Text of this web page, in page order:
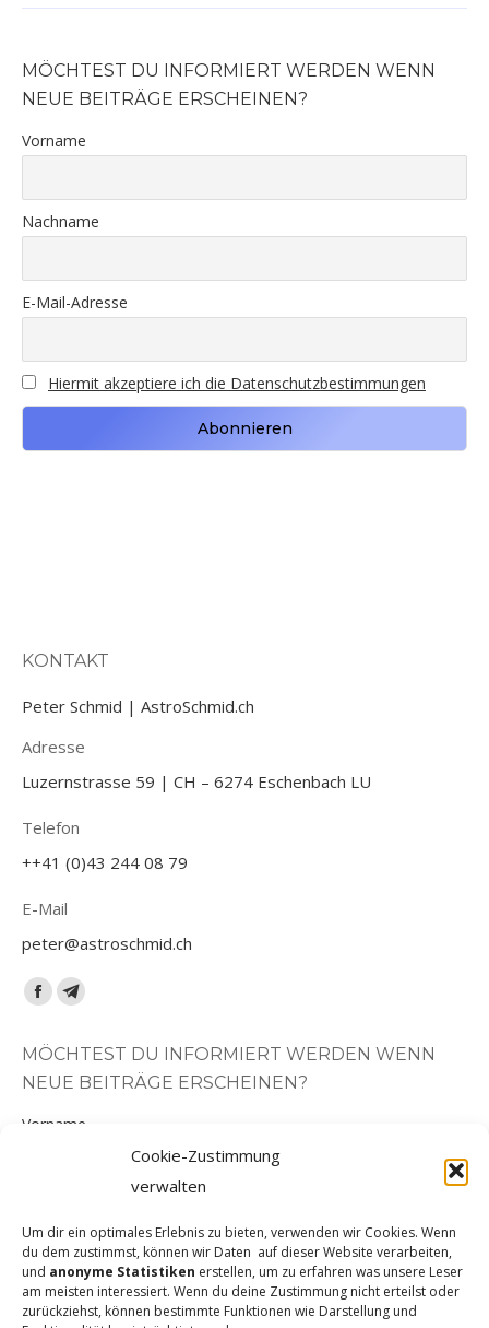
Cookie-Zustimmung
verwalten
Um dir ein optimales Erlebnis zu bieten, verwenden wir Cookies. Wenn
du dem zustimmst, können wir Daten auf dieser Website verarbeiten,
und anonyme Statistiken erstellen, um zu erfahren was unsere Leser
am meisten interessiert. Wenn du deine Zustimmung nicht erteilst oder
zurückziehst, können bestimmte Funktionen wie Darstellung und
opens
new
window
opens
new
window
MÖCHTEST DU INFORMIERT WERDEN WENN
NEUE BEITRÄGE ERSCHEINEN?
Vorname
Nachname
E-Mail-Adresse
Hiermit akzeptiere ich die Datenschutzbestimmungen
KONTAKT
Peter Schmid | AstroSchmid.ch
Adresse
Luzernstrasse 59 | CH – 6274 Eschenbach LU
Telefon
++41 (0)43 244 08 79
E-Mail
peter@astroschmid.ch
Finden Sie uns auf:
Facebook
opens
in
new
Telegram
opens
in
new
MÖCHTEST DU INFORMIERT WERDEN WENN
NEUE BEITRÄGE ERSCHEINEN?
Vorname
E-Mail-Adresse